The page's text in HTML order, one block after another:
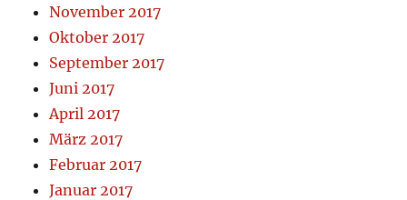
November 2017
Oktober 2017
September 2017
Juni 2017
April 2017
März 2017
Februar 2017
Januar 2017